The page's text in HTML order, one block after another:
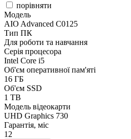
порівняти
Модель
AIO Advanced C0125
Тип ПК
Для роботи та навчання
Серія процесора
Intel Core i5
Об'єм оперативної пам'яті
16 ГБ
Об'єм SSD
1 TB
Модель відеокарти
UHD Graphics 730
Гарантія, міс
12